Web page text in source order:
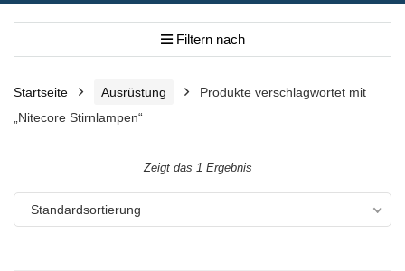
Filtern nach
Startseite Ausrüstung
Produkte verschlagwortet mit
„Nitecore Stirnlampen“
Zeigt das 1 Ergebnis
Standardsortierung